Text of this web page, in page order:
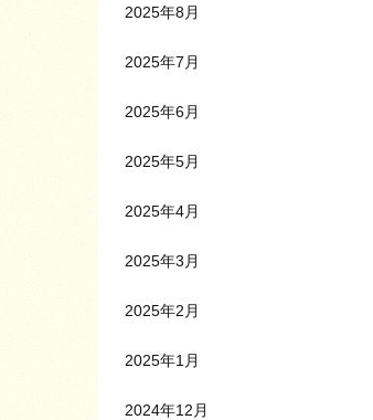
2025年8月
2025年7月
2025年6月
2025年5月
2025年4月
2025年3月
2025年2月
2025年1月
2024年12月